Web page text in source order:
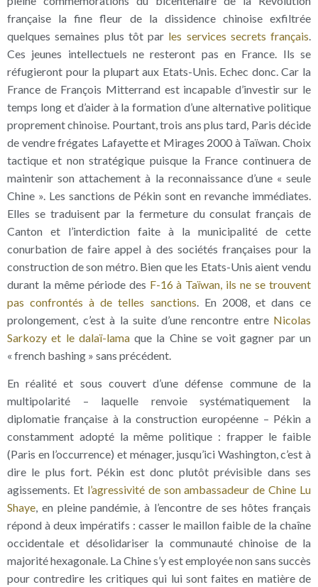
française la fine fleur de la dissidence chinoise exfiltrée
quelques semaines plus tôt par les services secrets français.
Ces jeunes intellectuels ne resteront pas en France. Ils se
réfugieront pour la plupart aux Etats-Unis. Echec donc. Car la
France de François Mitterrand est incapable d’investir sur le
temps long et d’aider à la formation d’une alternative politique
proprement chinoise. Pourtant, trois ans plus tard, Paris décide
de vendre frégates Lafayette et Mirages 2000 à Taïwan. Choix
tactique et non stratégique puisque la France continuera de
maintenir son attachement à la reconnaissance d’une « seule
Chine ». Les sanctions de Pékin sont en revanche immédiates.
Elles se traduisent par la fermeture du consulat français de
Canton et l’interdiction faite à la municipalité de cette
conurbation de faire appel à des sociétés françaises pour la
construction de son métro. Bien que les Etats-Unis aient vendu
durant la même période des F-16 à Taïwan, ils ne se trouvent
pas confrontés à de telles sanctions. En 2008, et dans ce
prolongement, c’est à la suite d’une rencontre entre Nicolas
Sarkozy et le dalaï-lamaque la Chine se voit gagner par un
« french bashing » sans précédent.
En réalité et sous couvert d’une défense commune de la
multipolarité – laquelle renvoie systématiquement la
diplomatie française à la construction européenne – Pékin a
constamment adopté la même politique : frapper le faible
(Paris en l’occurrence) et ménager, jusqu’ici Washington, c’est à
dire le plus fort. Pékin est donc plutôt prévisible dans ses
agissements. Et l’agressivité de son ambassadeur de Chine Lu
Shaye, en pleine pandémie, à l’encontre de ses hôtes français
répond à deux impératifs : casser le maillon faible de la chaîne
occidentale et désolidariser la communauté chinoise de la
majorité hexagonale. La Chine s’y est employée non sans succès
pour contredire les critiques qui lui sont faites en matière de